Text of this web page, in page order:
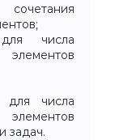
числа
для числа
задач.